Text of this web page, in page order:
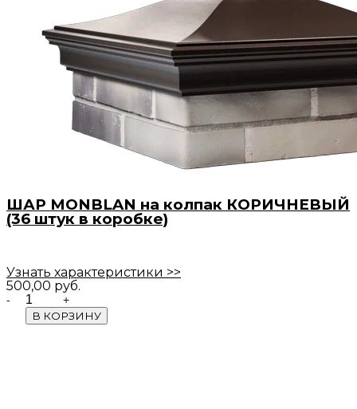
ШАР MONBLAN на колпак КОРИЧНЕВЫЙ
(36 штук в коробке)
Узнать характеристики >>
500,00 руб.
Quantity
В КОРЗИНУ